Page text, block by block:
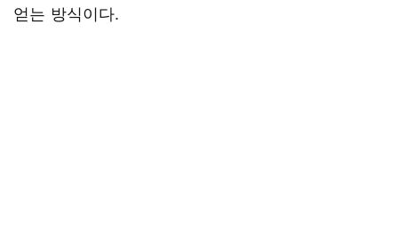
얻는 방식이다.